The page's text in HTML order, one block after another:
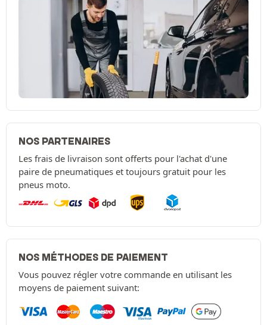
NOS PARTENAIRES
Les frais de livraison sont offerts pour l'achat d'une
paire de pneumatiques et toujours gratuit pour les
pneus moto.
NOS MÉTHODES DE PAIEMENT
Vous pouvez régler votre commande en utilisant les
moyens de paiement suivant: